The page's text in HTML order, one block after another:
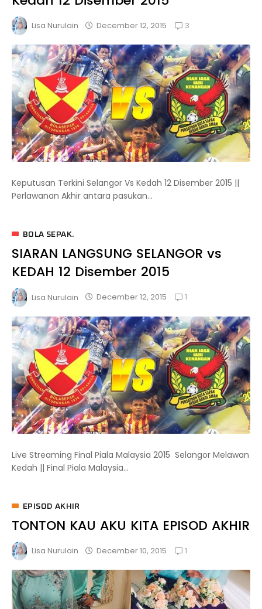
Lisa Nurulain December 12, 2015 3
Keputusan Terkini Selangor Vs Kedah 12 Disember 2015 ||
Perlawanan Akhir antara pasukan...
BOLA SEPAK.
SIARAN LANGSUNG SELANGOR vs
KEDAH 12 Disember 2015
Lisa Nurulain December 12, 2015 1
Live Streaming Final Piala Malaysia 2015 Selangor Melawan
Kedah || Final Piala Malaysia...
EPISOD AKHIR
TONTON KAU AKU KITA EPISOD AKHIR
Lisa Nurulain December 10, 2015 1